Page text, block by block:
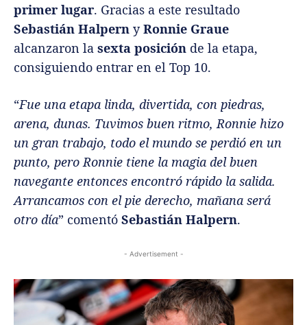
primer lugar. Gracias a este resultado
Sebastián Halpern yRonnie Graue
alcanzaron la sexta posición de la etapa,
consiguiendo entrar en el Top 10.
“Fue una etapa linda, divertida, con piedras,
arena, dunas. Tuvimos buen ritmo, Ronnie hizo
un gran trabajo, todo el mundo se perdió en un
punto, pero Ronnie tiene la magia del buen
navegante entonces encontró rápido la salida.
Arrancamos con el pie derecho, mañana será
otro día” comentó Sebastián Halpern.
- Advertisement -